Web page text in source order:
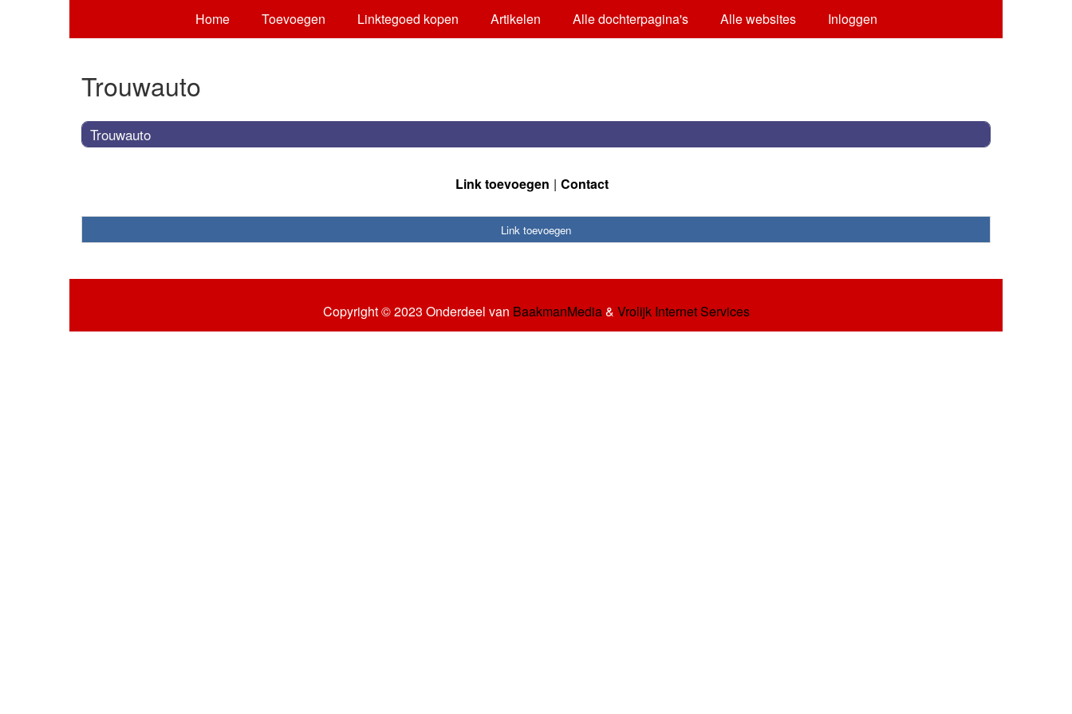
Home Toevoegen Linktegoed kopen Artikelen Alle dochterpagina's Alle websites Inloggen
Trouwauto
Trouwauto
Link toevoegen Contact
Link toevoegen
Copyright © 2023 Onderdeel van BaakmanMedia& Vrolijk Internet Services